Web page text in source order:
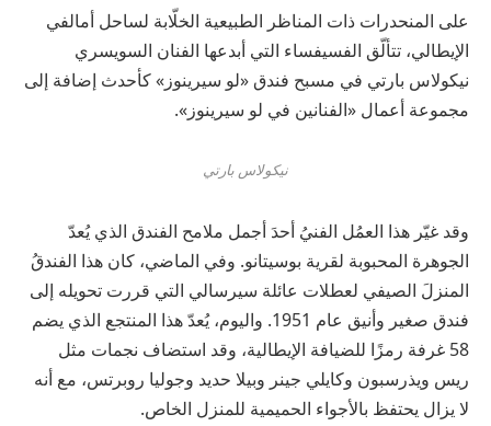
على المنحدرات ذات المناظر الطبيعية الخلّابة لساحل أمالفي
الإيطالي، تتألّق الفسيفساء التي أبدعها الفنان السويسري
نيكولاس بارتي في مسبح فندق«لو سيرينوز »كأحدث إضافة إلى
مجموعة أعمال «الفنانين في لو سيرينوز ».
نيكولاس بارتي
وقد غيّر هذا العمُل الفنيُ أحدَأجمل ملامح الفندق الذي يُعدّ
الجوهرة المحبوبة لقرية بوسيتانو. وفي الماضي، كان هذا الفندقُ
المنزلَ الصيفي لعطلات عائلة سيرسالي التي قررت تحويله إلى
فندق صغير وأنيق عام واليوم، يُعدّهذا المنتجع الذي يضم
58 غرفة رمزًا للضيافة الإيطالية، وقد استضاف نجمات مثل
ريس ويذرسبون وكايلي جينر وبيلا حديد وجوليا روبرتس، مع أنه
لا يزال يحتفظ بالأجواء الحميمية للمنزل الخاص.